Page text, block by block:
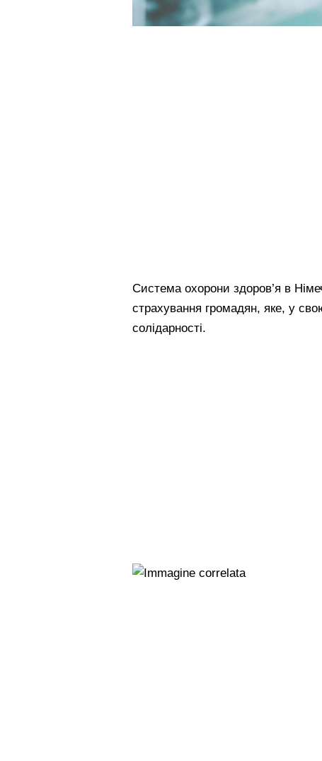
Система охорони здоров’я в
страхування громадян, яке, у
солідарності.